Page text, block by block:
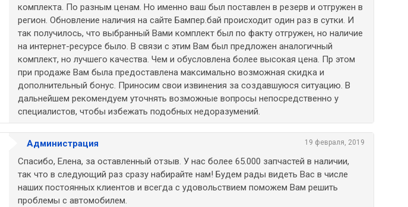
комплекта. По разным ценам. Но именно ваш был поставлен в резерв и отгружен в
регион. Обновление наличия на сайте Бампер.бай происходит один раз в сутки. И
так получилось, что выбранный Вами комплект был по факту отгружен, но наличие
на интернет-ресурсе было. В связи с этим Вам был предложен аналогичный
комплект, но лучшего качества. Чем и обусловлена более высокая цена. Пр этом
при продаже Вам была предоставлена максимально возможная скидка и
дополнительный бонус. Приносим свои извинения за создавшуюся ситуацию. В
дальнейшем рекомендуем уточнять возможные вопросы непосредственно у
специалистов, чтобы избежать подобных недоразумений.
19 февраля, 2019
Администрация
Спасибо, Елена, за оставленный отзыв. У нас более 65.000 запчастей в наличии,
так что в следующий раз сразу набирайте нам! Будем рады видеть Вас в числе
наших постоянных клиентов и всегда с удовольствием поможем Вам решить
проблемы с автомобилем.